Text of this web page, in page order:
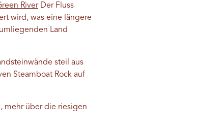
RiverDer Fluss
wird, was eine längere
Land
steil aus
Steamboat Rock auf
mehr über die riesigen